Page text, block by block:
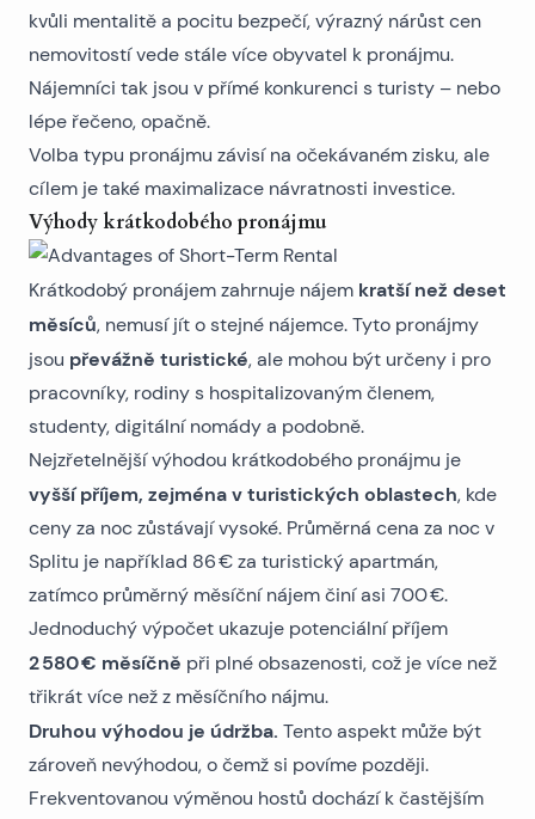
kvůli mentalitě a pocitu bezpečí, výrazný nárůst cen
nemovitostí vede stále více obyvatel k pronájmu.
Nájemníci tak jsou v přímé konkurenci s turisty – nebo
lépe řečeno, opačně.
Volba typu pronájmu závisí na očekávaném zisku, ale
cílem je také maximalizace návratnosti investice.
Výhody krátkodobého pronájmu
Krátkodobý pronájem zahrnuje nájem kratší než deset
měsíců, nemusí jít o stejné nájemce. Tyto pronájmy
jsou převážně turistické, ale mohou být určeny i pro
pracovníky, rodiny s hospitalizovaným členem,
studenty, digitální nomády a podobně.
Nejzřetelnější výhodou krátkodobého pronájmu je
vyšší příjem, zejména v turistických oblastech, kde
ceny za noc zůstávají vysoké. Průměrná cena za noc v
Splitu je například 86 € za turistický apartmán,
zatímco průměrný měsíční nájem činí asi 700 €.
Jednoduchý výpočet ukazuje potenciální příjem
2 580 € měsíčně při plné obsazenosti, což je více než
třikrát více než z měsíčního nájmu.
Druhou výhodou je údržba. Tento aspekt může být
zároveň nevýhodou, o čemž si povíme později.
Frekventovanou výměnou hostů dochází k častějším